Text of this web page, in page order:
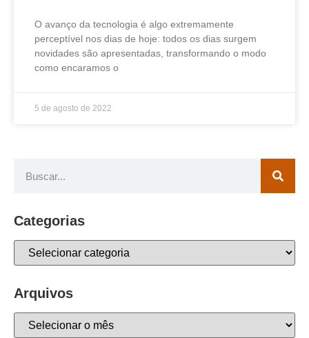
O avanço da tecnologia é algo extremamente
perceptível nos dias de hoje: todos os dias surgem
novidades são apresentadas, transformando o modo
como encaramos o
5 de agosto de 2022
Categorias
Arquivos